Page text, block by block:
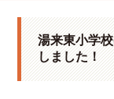
湯来東小学
しました！